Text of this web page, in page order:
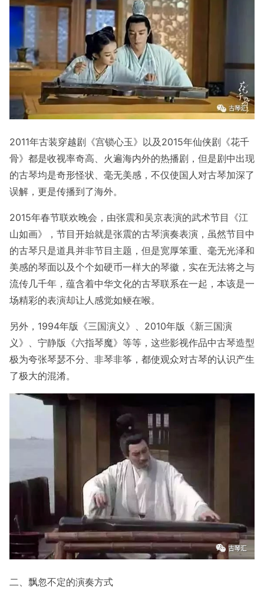
2011年古装穿越剧《宫锁心玉》以及2015年仙侠剧《花千
骨》都是收视率奇高、火遍海内外的热播剧，但是剧中出现
的古琴均是奇形怪状、毫无美感，不仅使国人对古琴加深了
误解，更是传播到了海外。
2015年春节联欢晚会，由张震和吴京表演的武术节目《江
山如画》，节目开始就是张震的古琴演奏表演，虽然节目中
的古琴只是道具并非节目主题，但是宽厚笨重、毫无光泽和
美感的琴面以及个个如硬币一样大的琴徽，实在无法将之与
流传几千年，蕴含着中华文化的古琴联系在一起，本该是一
场精彩的表演却让人感觉如鲠在喉。
另外，1994年版《三国演义》、2010年版《新三国演
义》、宁静版《六指琴魔》等等，这些影视作品中古琴造型
极为夸张琴瑟不分、非琴非筝，都使观众对古琴的认识产生
了极大的混淆。
二、飘忽不定的演奏方式